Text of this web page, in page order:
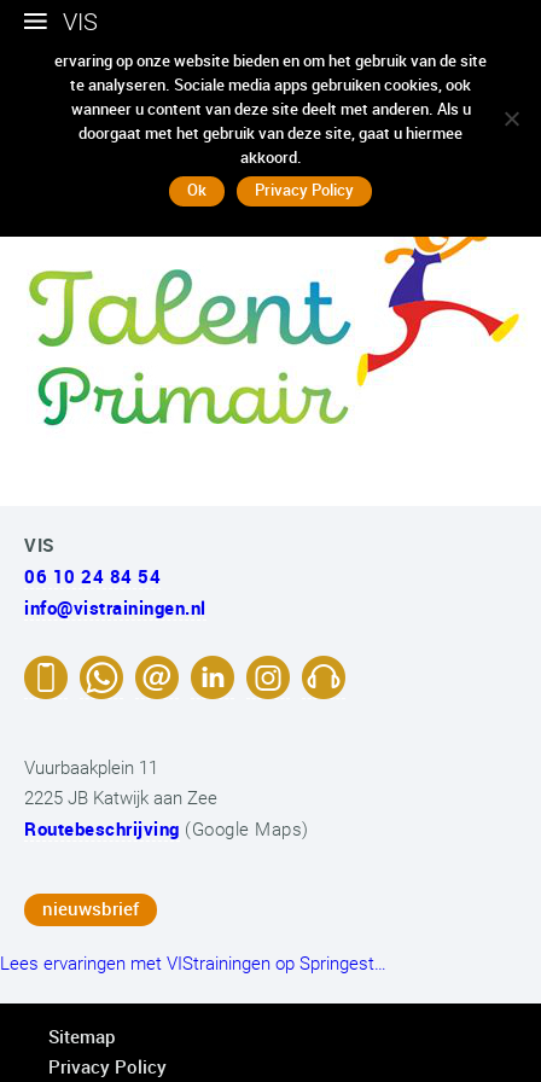
VIS
Talent primair
VIS
06 10 24 84 54
info@vistrainingen.nl
Vuurbaakplein 11
2225 JB Katwijk aan Zee
Routebeschrijving (Google Maps)
nieuwsbrief
Lees ervaringen met VIStrainingen op Springest…
Sitemap
Privacy Policy
Wij gebruiken cookies om ervoor te zorgen dat we u de beste
ervaring op onze website bieden en om het gebruik van de site
te analyseren. Sociale media apps gebruiken cookies, ook
wanneer u content van deze site deelt met anderen. Als u
doorgaat met het gebruik van deze site, gaat u hiermee
akkoord.
Ok
Privacy Policy